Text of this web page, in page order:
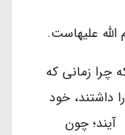
عليهاست.
چرا زمانی که
داشتند، خود
چون